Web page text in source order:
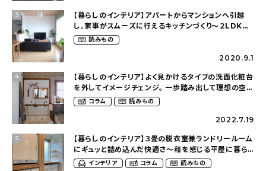
3
【暮らしのインテリア】アパートからマンションへ引越
し。家事がスムーズに行えるキッチンづくり〜２LDKの
賃貸暮らし（mari_ppe_さん）
読みもの
2020.9.1
4
【暮らしのインテリア】よく見かけるタイプの洗面化粧台
を外してイメージチェンジ。 一歩踏み出して理想の空間
へ〜築１２年の建売住宅をDIYする暮らし
（asasa0509さん）
コラム 読みもの
2022.7.19
5
【暮らしのインテリア】３畳の脱衣室兼ランドリールーム
にギュッと詰め込んだ快適さ〜和を感じる平屋に暮ら
す（heco_homeさん）
インテリア コラム 読みもの